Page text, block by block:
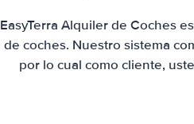
EasyTerra Alquiler de Coches
de coches. Nuestro sistema
por lo cual como cliente,